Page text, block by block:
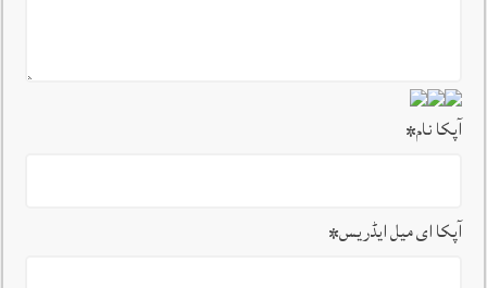
آپکا نام*
آپکا ای میل ایڈریس*